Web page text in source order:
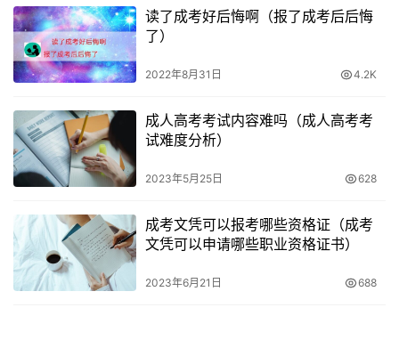
读了成考好后悔啊（报了成考后后悔
了）
2022年8月31日 4.2K
成人高考考试内容难吗（成人高考考
试难度分析）
2023年5月25日 628
成考文凭可以报考哪些资格证（成考
文凭可以申请哪些职业资格证书）
2023年6月21日 688